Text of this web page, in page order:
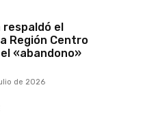
respaldó el
Región Centro
«abandono»
de 2026